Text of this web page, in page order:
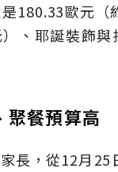
180.33歐元
、耶誕裝飾
聚餐預算高
長，從12月